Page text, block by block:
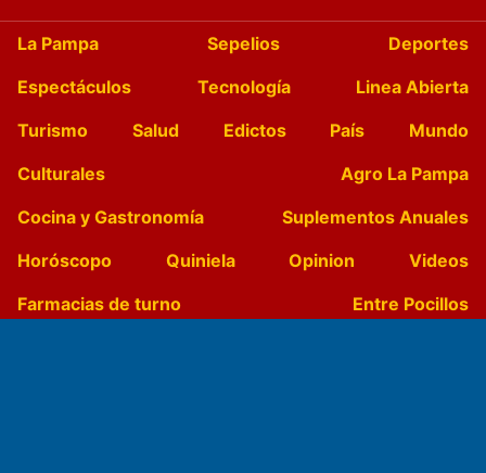
La Pampa Sepelios
Deportes
Espectáculos
Tecnología
Linea Abierta
Turismo
Salud Edictos País
Mundo
Culturales
Agro La Pampa
Cocina y Gastronomía
Suplementos Anuales
Horóscopo
Quiniela Opinion
Videos
Farmacias de turno
Entre Pocillos